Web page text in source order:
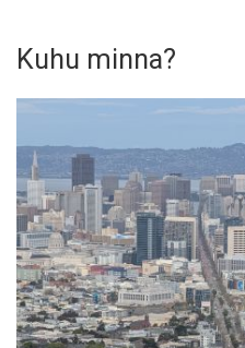
Kuhu minna?